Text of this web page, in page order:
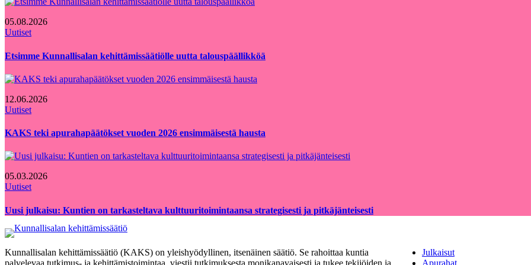
05.08.2026
Uutiset
Etsimme Kunnallisalan kehittämissäätiölle uutta talouspäällikköä
12.06.2026
Uutiset
KAKS teki apurahapäätökset vuoden 2026 ensimmäisestä hausta
05.03.2026
Uutiset
Uusi julkaisu: Kuntien on tarkasteltava kulttuuritoimintaansa strategisesti ja pitkäjänteisesti
Kunnallisalan kehittämissäätiö (KAKS) on yleishyödyllinen, itsenäinen säätiö. Se rahoittaa kuntia
palvelevaa tutkimus- ja kehittämistoimintaa, viestii tutkimuksesta monikanavaisesti ja tukee tekijöiden ja
Julkaisut
Apurahat